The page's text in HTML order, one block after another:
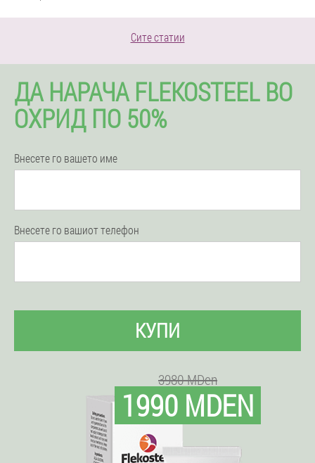
Сите статии
ДА НАРАЧА FLEKOSTEEL ВО
ОХРИД ПО 50%
Внесете го вашето име
Внесете го вашиот телефон
КУПИ
3980 MDen
1990 MDEN